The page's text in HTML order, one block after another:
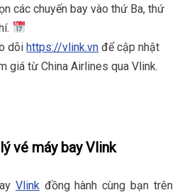
các chuyến bay vào thứ Ba, thứ
dõihttps://vlink.vn để cập nhật
giá từ China Airlines qua Vlink.
vé máy bay Vlink
Vlinkđồng hành cùng bạn trên